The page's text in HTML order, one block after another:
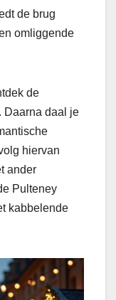
de brug
omliggende
de
Daarna daal je
hiervan
ander
Pulteney
kabbelende